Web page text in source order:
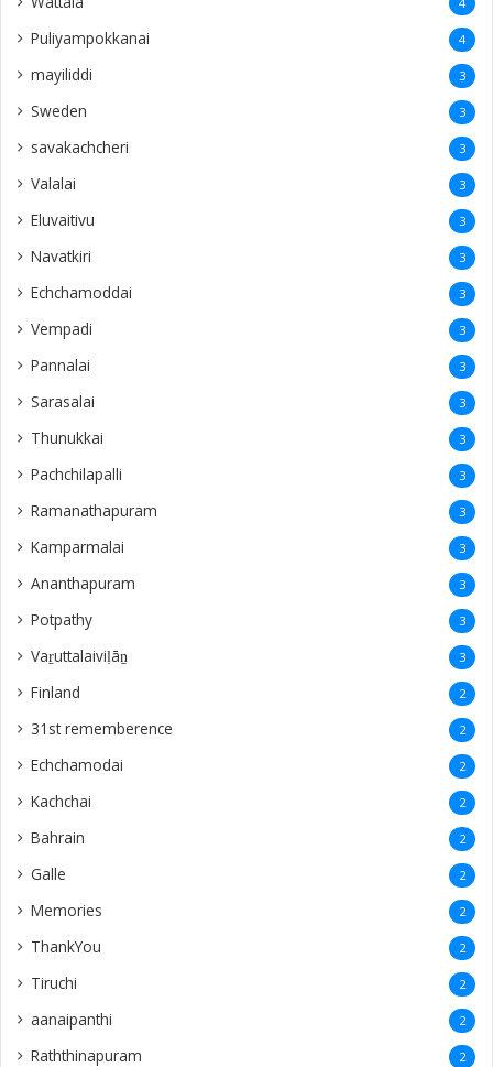
Puliyampokkanai 4
mayiliddi 3
Sweden 3
savakachcheri 3
Valalai 3
Eluvaitivu 3
Navatkiri 3
Echchamoddai 3
Vempadi 3
Pannalai 3
Sarasalai 3
Thunukkai 3
Pachchilapalli 3
Ramanathapuram 3
Kamparmalai 3
Ananthapuram 3
‎Potpathy 3
Vaṟuttalaiviḷāṉ 3
Finland 2
31st rememberence 2
Echchamodai 2
Kachchai 2
Bahrain 2
Galle 2
Memories 2
ThankYou 2
Tiruchi 2
aanaipanthi 2
Raththinapuram 2